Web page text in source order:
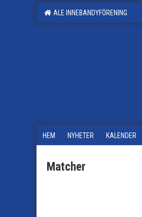
ALE INNEBANDYFÖRENING
HEM NYHETER KALENDER
Matcher